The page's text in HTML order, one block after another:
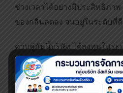
ช่วงเวลาได้อย่างมีประสิทธิภา
ของกลิ่นลดลง จนอยู่ในระดับที่
ควบคู่กันนี้บริษัท ได้ลงทุนในระ
เทคโนโลยี Ultra Filter
บำบัดทางชีวภาพ ส่งผลให้น้ำที่
เป็นไปตามมาตรฐานที่กฎหมาย